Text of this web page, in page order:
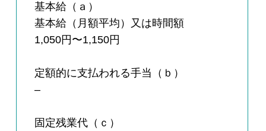
基本給（ａ）
基本給（月額平均）又は時間額
1,050円〜1,150円
定額的に支払われる手当（ｂ）
–
固定残業代（ｃ）